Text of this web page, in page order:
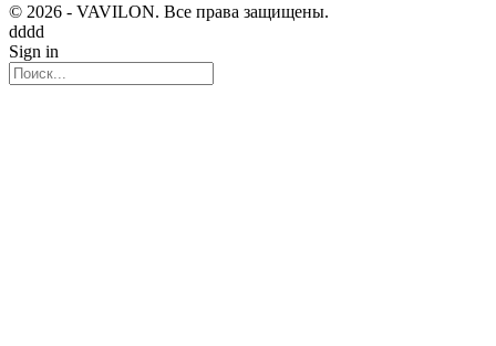
© 2026 - VAVILON. Все права защищены.
dddd
Sign in